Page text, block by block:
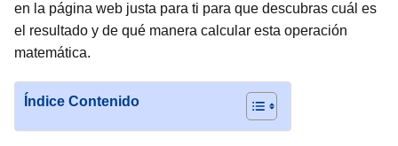
en la página web justa para ti para que descubras cuál es
el resultado y de qué manera calcular esta operación
matemática.
Índice Contenido